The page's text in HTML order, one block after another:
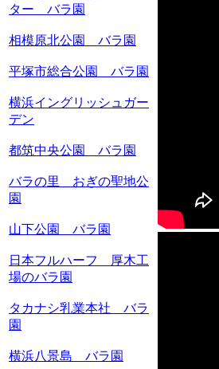
ター バラ園
相模原北公園 バラ園
平塚市総合公園 バラ園
横浜イングリッシュガー
デン
都筑中央公園 バラ園
バラの里 おぎの聖地公
園
山下公園 バラ園
日本フルハーフ 厚木工
場のバラ園
タカナシ乳業本社 バラ
園
横浜八景島 バラ園